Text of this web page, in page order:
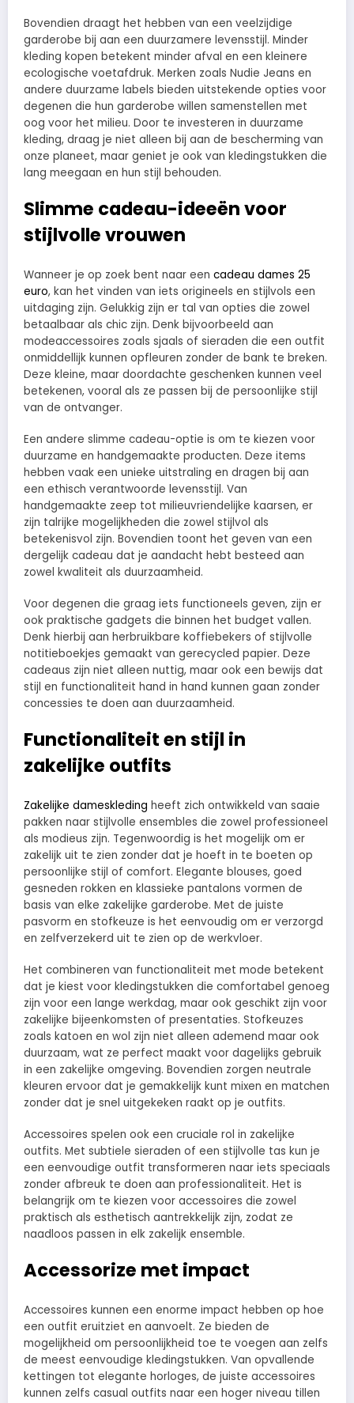
Bovendien draagt het hebben van een veelzijdige
garderobe bij aan een duurzamere levensstijl. Minder
kleding kopen betekent minder afval en een kleinere
ecologische voetafdruk. Merken zoals Nudie Jeans en
andere duurzame labels bieden uitstekende opties voor
degenen die hun garderobe willen samenstellen met
oog voor het milieu. Door te investeren in duurzame
kleding, draag je niet alleen bij aan de bescherming van
onze planeet, maar geniet je ook van kledingstukken die
lang meegaan en hun stijl behouden.
Slimme cadeau-ideeën voor
stijlvolle vrouwen
Wanneer je op zoek bent naar een cadeau dames 25
euro, kan het vinden van iets origineels en stijlvols een
uitdaging zijn. Gelukkig zijn er tal van opties die zowel
betaalbaar als chic zijn. Denk bijvoorbeeld aan
modeaccessoires zoals sjaals of sieraden die een outfit
onmiddellijk kunnen opfleuren zonder de bank te breken.
Deze kleine, maar doordachte geschenken kunnen veel
betekenen, vooral als ze passen bij de persoonlijke stijl
van de ontvanger.
Een andere slimme cadeau-optie is om te kiezen voor
duurzame en handgemaakte producten. Deze items
hebben vaak een unieke uitstraling en dragen bij aan
een ethisch verantwoorde levensstijl. Van
handgemaakte zeep tot milieuvriendelijke kaarsen, er
zijn talrijke mogelijkheden die zowel stijlvol als
betekenisvol zijn. Bovendien toont het geven van een
dergelijk cadeau dat je aandacht hebt besteed aan
zowel kwaliteit als duurzaamheid.
Voor degenen die graag iets functioneels geven, zijn er
ook praktische gadgets die binnen het budget vallen.
Denk hierbij aan herbruikbare koffiebekers of stijlvolle
notitieboekjes gemaakt van gerecycled papier. Deze
cadeaus zijn niet alleen nuttig, maar ook een bewijs dat
stijl en functionaliteit hand in hand kunnen gaan zonder
concessies te doen aan duurzaamheid.
Functionaliteit en stijl in
zakelijke outfits
Zakelijke dameskleding heeft zich ontwikkeld van saaie
pakken naar stijlvolle ensembles die zowel professioneel
als modieus zijn. Tegenwoordig is het mogelijk om er
zakelijk uit te zien zonder dat je hoeft in te boeten op
persoonlijke stijl of comfort. Elegante blouses, goed
gesneden rokken en klassieke pantalons vormen de
basis van elke zakelijke garderobe. Met de juiste
pasvorm en stofkeuze is het eenvoudig om er verzorgd
en zelfverzekerd uit te zien op de werkvloer.
Het combineren van functionaliteit met mode betekent
dat je kiest voor kledingstukken die comfortabel genoeg
zijn voor een lange werkdag, maar ook geschikt zijn voor
zakelijke bijeenkomsten of presentaties. Stofkeuzes
zoals katoen en wol zijn niet alleen ademend maar ook
duurzaam, wat ze perfect maakt voor dagelijks gebruik
in een zakelijke omgeving. Bovendien zorgen neutrale
kleuren ervoor dat je gemakkelijk kunt mixen en matchen
zonder dat je snel uitgekeken raakt op je outfits.
Accessoires spelen ook een cruciale rol in zakelijke
outfits. Met subtiele sieraden of een stijlvolle tas kun je
een eenvoudige outfit transformeren naar iets speciaals
zonder afbreuk te doen aan professionaliteit. Het is
belangrijk om te kiezen voor accessoires die zowel
praktisch als esthetisch aantrekkelijk zijn, zodat ze
naadloos passen in elk zakelijk ensemble.
Accessorize met impact
Accessoires kunnen een enorme impact hebben op hoe
een outfit eruitziet en aanvoelt. Ze bieden de
mogelijkheid om persoonlijkheid toe te voegen aan zelfs
de meest eenvoudige kledingstukken. Van opvallende
kettingen tot elegante horloges, de juiste accessoires
kunnen zelfs casual outfits naar een hoger niveau tillen